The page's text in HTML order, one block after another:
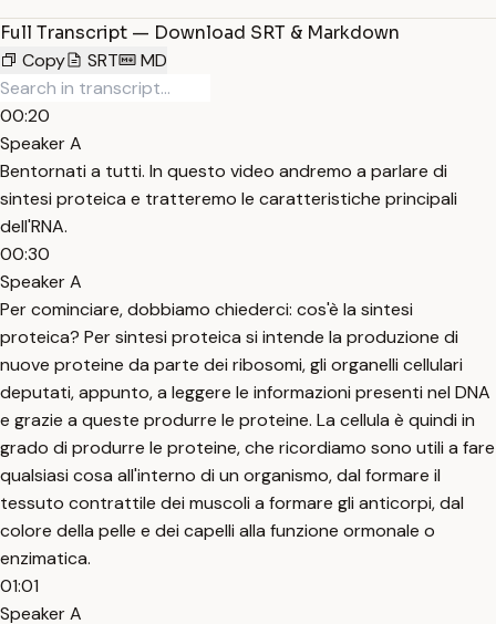
Full Transcript — Download SRT & Markdown
Copy
SRT MD
00:20
Speaker A
Bentornati a tutti. In questo video andremo a parlare di
sintesi proteica e tratteremo le caratteristiche principali
dell'RNA.
00:30
Speaker A
Per cominciare, dobbiamo chiederci: cos'è la sintesi
proteica? Per sintesi proteica si intende la produzione di
nuove proteine da parte dei ribosomi, gli organelli cellulari
deputati, appunto, a leggere le informazioni presenti nel DNA
e grazie a queste produrre le proteine. La cellula è quindi in
grado di produrre le proteine, che ricordiamo sono utili a fare
qualsiasi cosa all'interno di un organismo, dal formare il
tessuto contrattile dei muscoli a formare gli anticorpi, dal
colore della pelle e dei capelli alla funzione ormonale o
enzimatica.
01:01
Speaker A